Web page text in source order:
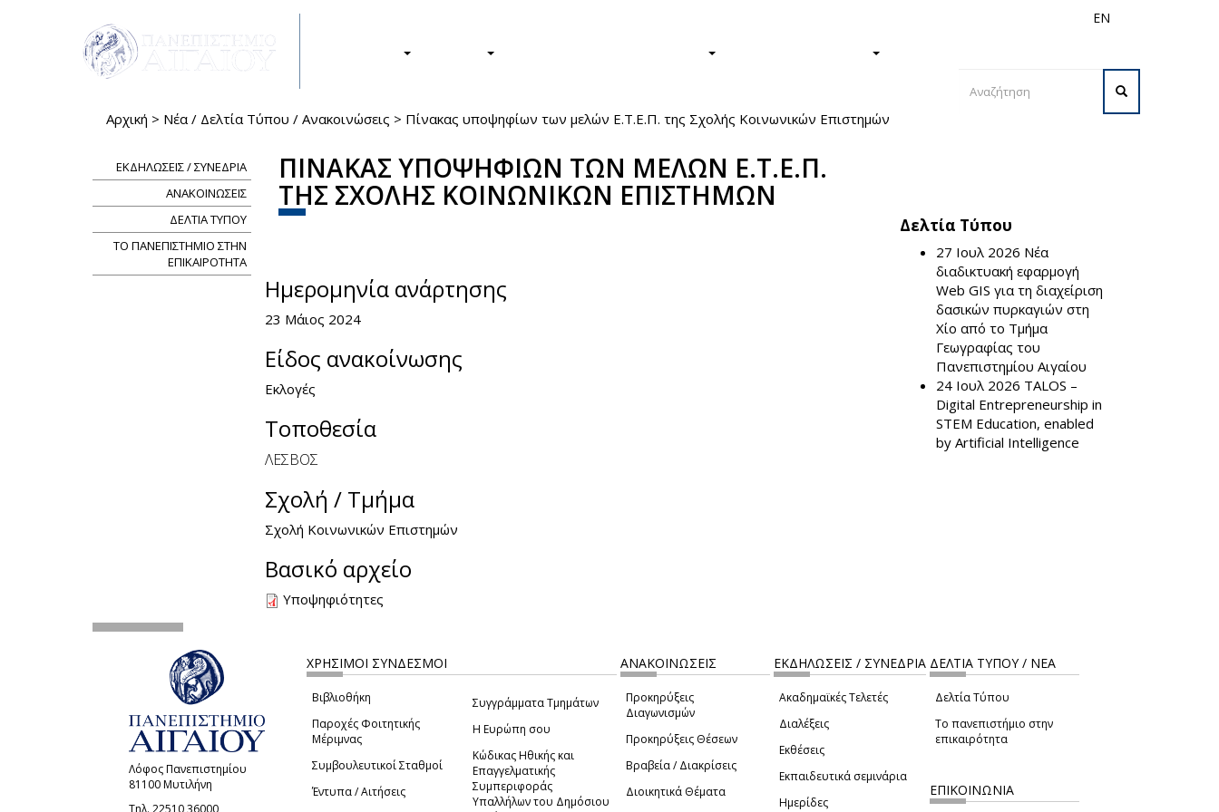
EN
Φόρμα
Είστε εδώ
Αρχική > Νέα / Δελτία Τύπου / Ανακοινώσεις > Πίνακας υποψηφίων των μελών Ε.T.E.Π. της Σχολής Κοινωνικών Επιστημών
ΠΙΝΑΚΑΣ ΥΠΟΨΗΦΙΩΝ ΤΩΝ ΜΕΛΩΝ Ε.T.E.Π.
ΤΗΣ ΣΧΟΛΗΣ ΚΟΙΝΩΝΙΚΩΝ ΕΠΙΣΤΗΜΩΝ
Ημερομηνία ανάρτησης
23 Μάιος 2024
Είδος ανακοίνωσης
Εκλογές
Τοποθεσία
ΛΕΣΒΟΣ
Σχολή / Τμήμα
Σχολή Κοινωνικών Επιστημών
Βασικό αρχείο
Υποψηφιότητες
ΕΚΔΗΛΩΣΕΙΣ / ΣΥΝΕΔΡΙΑ
ΑΝΑΚΟΙΝΩΣΕΙΣ
ΔΕΛΤΙΑ ΤΥΠΟΥ
ΤΟ ΠΑΝΕΠΙΣΤΗΜΙΟ ΣΤΗΝ
ΕΠΙΚΑΙΡΟΤΗΤΑ
Δελτία Τύπου
27 Ιουλ 2026 Νέα
διαδικτυακή εφαρμογή
Web GIS για τη διαχείριση
δασικών πυρκαγιών στη
Χίο από το Τμήμα
Γεωγραφίας του
Πανεπιστημίου Αιγαίου
24 Ιουλ 2026 TALOS –
Digital Entrepreneurship in
STEM Education, enabled
by Artificial Intelligence
Λόφος Πανεπιστημίου
81100 Μυτιλήνη
Τηλ. 22510 36000
ΧΡΗΣΙΜΟΙ ΣΥΝΔΕΣΜΟΙ
Βιβλιοθήκη
Παροχές Φοιτητικής
Μέριμνας
Συμβουλευτικοί Σταθμοί
Έντυπα / Αιτήσεις
Συγγράμματα Τμημάτων
Η Ευρώπη σου
Κώδικας Ηθικής και
Επαγγελματικής
Συμπεριφοράς
Υπαλλήλων του Δημόσιου
ΑΝΑΚΟΙΝΩΣΕΙΣ
Προκηρύξεις
Διαγωνισμών
Προκηρύξεις Θέσεων
Βραβεία / Διακρίσεις
Διοικητικά Θέματα
ΕΚΔΗΛΩΣΕΙΣ / ΣΥΝΕΔΡΙΑ
Ακαδημαϊκές Τελετές
Διαλέξεις
Εκθέσεις
Εκπαιδευτικά σεμινάρια
Ημερίδες
ΔΕΛΤΙΑ ΤΥΠΟΥ / ΝΕΑ
Δελτία Τύπου
Το πανεπιστήμιο στην
επικαιρότητα
ΕΠΙΚΟΙΝΩΝΙΑ